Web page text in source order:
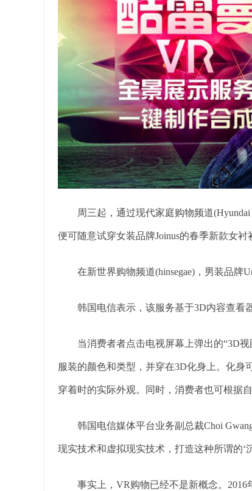
周三起，通过现代家庭购物频道(Hyundai
便可随意试穿女装品牌Joinus的春季新款女
在新世界购物频道(hinsegae)，男装品牌
韩国电信表示，该服务基于3D内容查看器
当消费者者点击电视屏幕上弹出的“3D视
服装的颜色和类型，并穿在3D化身上。化身
穿着时的实际外观。同时，消费者也可根据
韩国电信媒体平台业务副总裁Choi
现实技术和虚拟现实技术，打造这种所谓的‘
事实上，VR购物已经不是新概念。2016